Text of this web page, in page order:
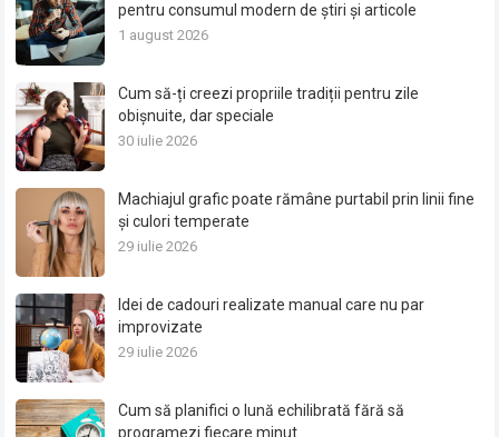
pentru consumul modern de știri și articole
1 august 2026
Cum să-ți creezi propriile tradiții pentru zile
obișnuite, dar speciale
30 iulie 2026
Machiajul grafic poate rămâne purtabil prin linii fine
și culori temperate
29 iulie 2026
Idei de cadouri realizate manual care nu par
improvizate
29 iulie 2026
Cum să planifici o lună echilibrată fără să
programezi fiecare minut